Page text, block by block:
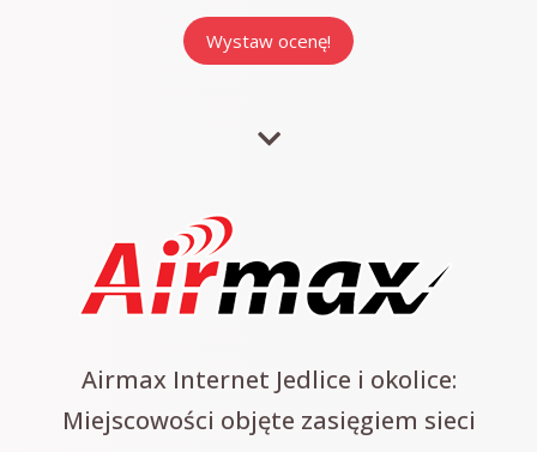
Airmax Internet Jedlice i okolice:
Miejscowości objęte zasięgiem sieci